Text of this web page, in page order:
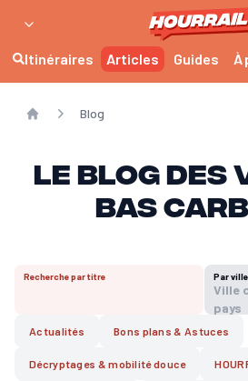
Itinéraires Articles Guides À
Blog
Le blog des
bas
Recherche par titre
Ville
pays
Par
Actualités Bons plans & Astuces
Décryptages & mobilité douce